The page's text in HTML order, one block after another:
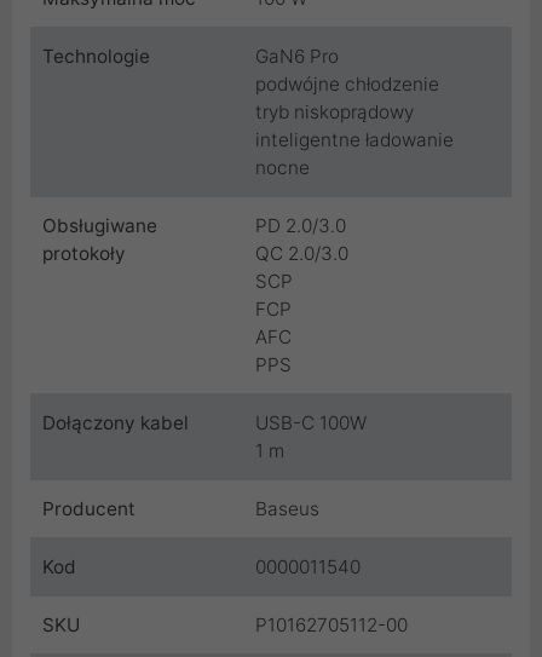
Technologie
GaN6 Pro
podwójne chłodzenie
tryb niskoprądowy
inteligentne ładowanie
nocne
Obsługiwane
protokoły
PD 2.0/3.0
QC 2.0/3.0
SCP
FCP
AFC
PPS
Dołączony kabel
USB-C 100W
1 m
Producent Baseus
Kod 0000011540
SKU P10162705112-00